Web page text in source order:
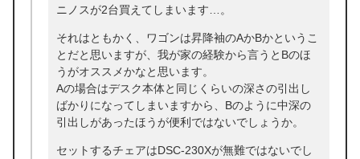
ニノスが2台買えてしまいます…。
それはともかく、ワゴンは昇降袖のAかBかというこ
とだと思いますが、我が家の経験から言うとBのほ
うがオススメかなと思います。
Aの場合はデスク本体と同じくらいの深さの引出し
ばかりになってしまいますから、Bのように中深の
引出しがあったほうが便利ではないでしょうか。
セットするチェアはDSC-230Xが無難ではないでし